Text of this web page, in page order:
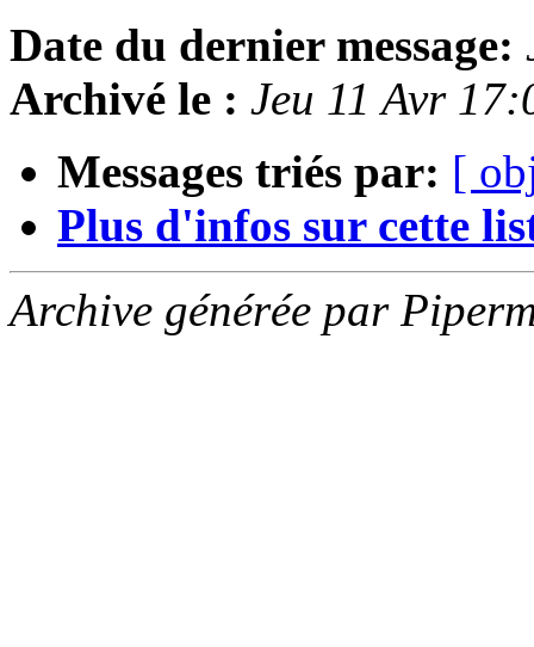
Date du dernier message:
Archivé le : Jeu 11 Avr
Messages triés par: [
Plus d'infos sur cette
Archive générée par